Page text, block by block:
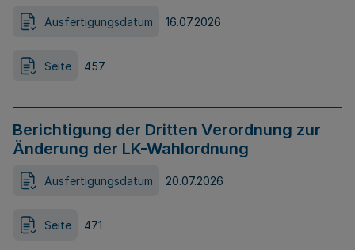
Ausfertigungsdatum 16.07.2026
Seite 457
Berichtigung der Dritten Verordnung zur
Änderung der LK-Wahlordnung
Ausfertigungsdatum 20.07.2026
Seite 471